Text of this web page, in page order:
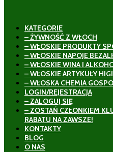
KATEGORIE
– ŻYWNOŚĆ Z WŁOCH
– WŁOSKIE PRODUKTY
– WŁOSKIE NAPOJE
– WŁOSKIE WINA I
– WŁOSKIE ARTYKUŁY
– WŁOSKA CHEMIA
LOGIN/REJESTRACJA
– ZALOGUJ SIĘ
– ZOSTAŃ CZŁONKIEM
RABATU NA ZAWSZE!
KONTAKTY
BLOG
O NAS